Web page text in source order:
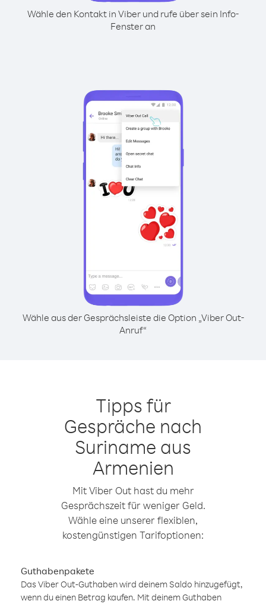
Wähle den Kontakt in Viber und rufe über sein Info-
Fenster an
Wähle aus der Gesprächsleiste die Option „Viber Out-
Anruf“
Tipps für
Gespräche nach
Suriname aus
Armenien
Mit Viber Out hast du mehr
Gesprächszeit für weniger Geld.
Wähle eine unserer flexiblen,
kostengünstigen Tarifoptionen:
Guthabenpakete
Das Viber Out-Guthaben wird deinem Saldo hinzugefügt,
wenn du einen Betrag kaufen. Mit deinem Guthaben